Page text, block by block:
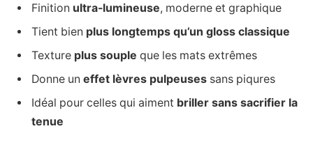
Finition ultra-lumineuse, moderne et graphique
Tient bien plus longtemps qu’un gloss classique
Texture plus souple que les mats extrêmes
Donne un effet lèvres pulpeuses sans piqures
Idéal pour celles qui aiment briller sans sacrifier la
tenue